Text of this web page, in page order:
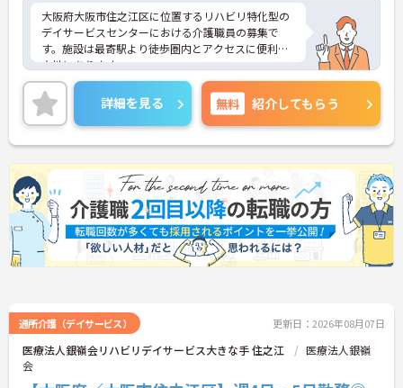
大阪府大阪市住之江区に位置するリハビリ特化型の
デイサービスセンターにおける介護職員の募集で
す。施設は最寄駅より徒歩圏内とアクセスに便利な
立地にあります。
日曜は固定休なので、プライベートとのメリハリの
ある働き方が可能です。また、育児休業の取得実績
があり、子育て世代の方も安心してご勤務いただけ
ます。
ご興味のある方には、面接対策ポイントなど、さら
に詳細をお話しいたしますのでお気軽にご相談くだ
さい！
詳細を見る 無料 紹介してもらう
通所介護（デイサービス） 更新日：2026年08月07日
医療法人銀嶺会リハビリデイサービス大きな手 住之江
医療法人銀嶺
会